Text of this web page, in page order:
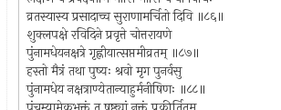
व्रतस्यास्य प्रसादाच्च सुराणामर्चितो दिवि ॥८६॥
शुक्लपक्षे रविदिने प्रवृत्ते चोत्तरायणे
पुंनामधेयनक्षत्रे गृह्णीयात्सप्तमीव्रतम् ॥८७॥
हस्तो मैत्रं तथा पुष्यः श्रवो मृग पुनर्वसु
पुंनामधेय नक्षत्राण्येतान्याहुर्मनीषिणः ॥८८॥